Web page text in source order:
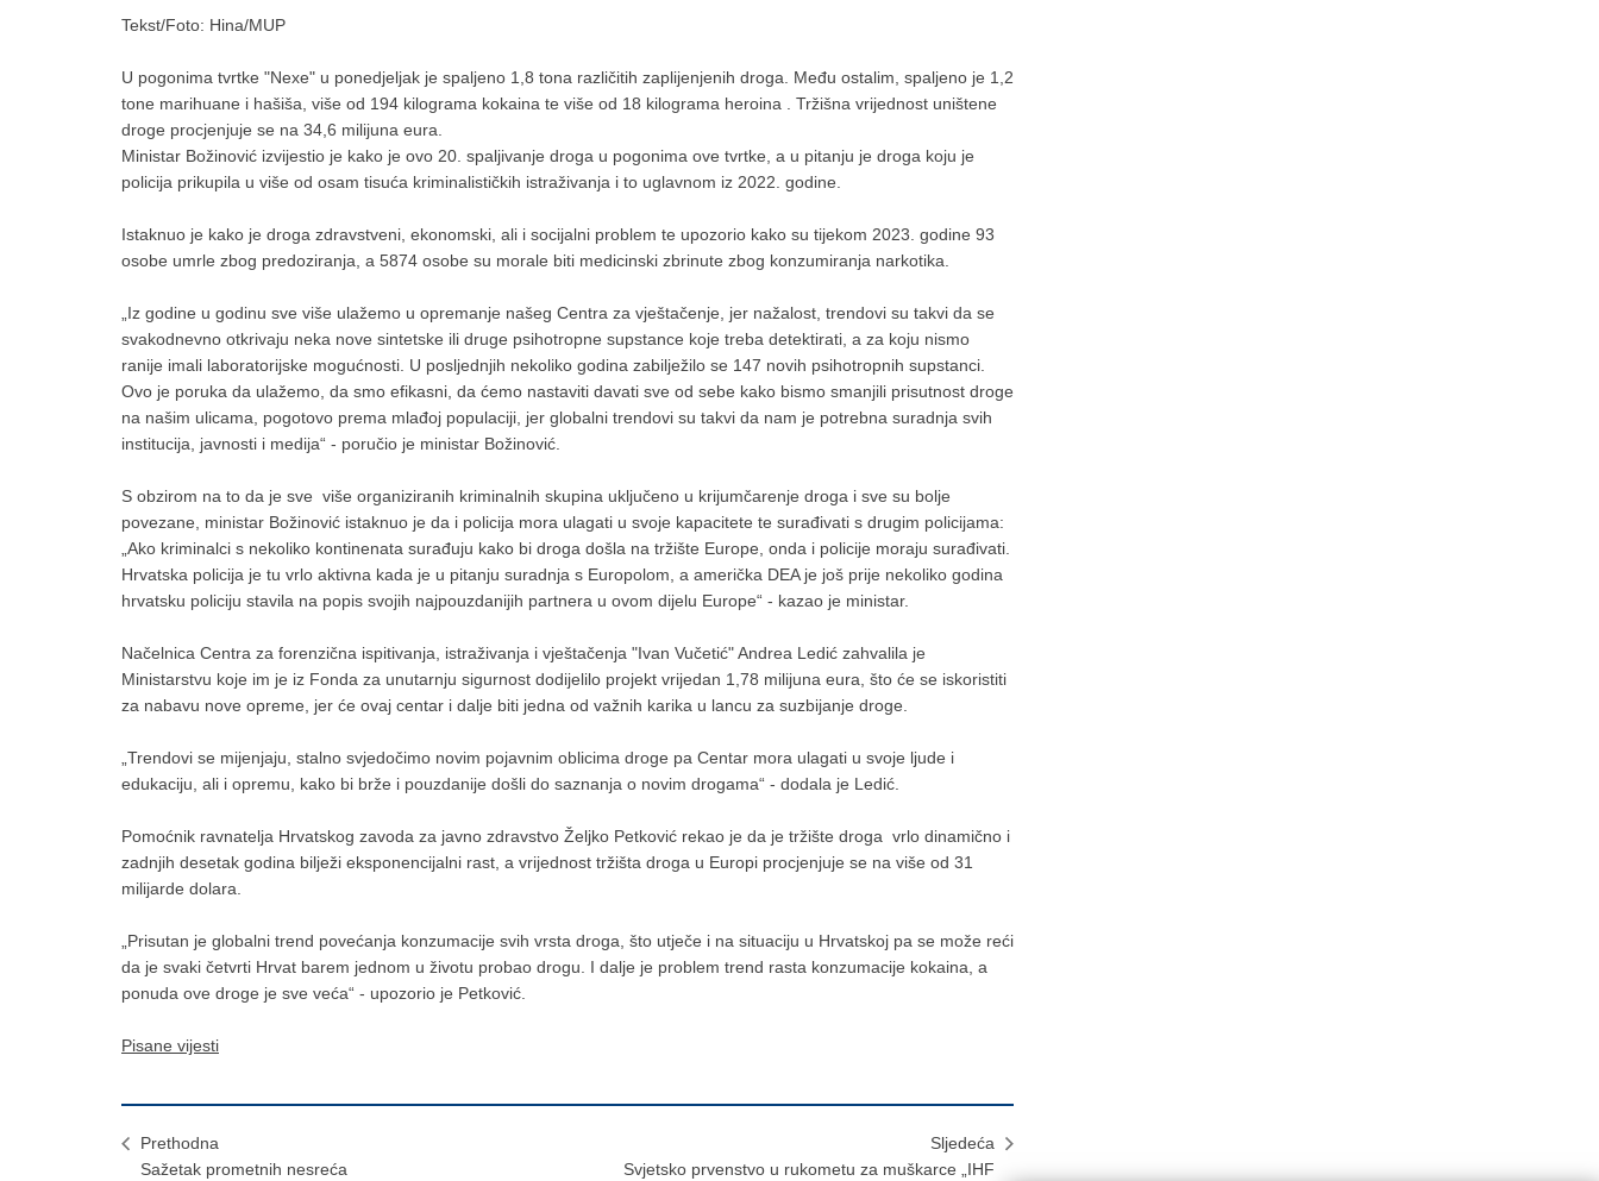
Tekst/Foto: Hina/MUP
U pogonima tvrtke "Nexe" u ponedjeljak je spaljeno 1,8 tona različitih zaplijenjenih droga. Među ostalim, spaljeno je 1,2
tone marihuane i hašiša, više od 194 kilograma kokaina te više od 18 kilograma heroina . Tržišna vrijednost uništene
droge procjenjuje se na 34,6 milijuna eura.
Ministar Božinović izvijestio je kako je ovo 20. spaljivanje droga u pogonima ove tvrtke, a u pitanju je droga koju je
policija prikupila u više od osam tisuća kriminalističkih istraživanja i to uglavnom iz 2022. godine.
Istaknuo je kako je droga zdravstveni, ekonomski, ali i socijalni problem te upozorio kako su tijekom 2023. godine 93
osobe umrle zbog predoziranja, a 5874 osobe su morale biti medicinski zbrinute zbog konzumiranja narkotika.
„Iz godine u godinu sve više ulažemo u opremanje našeg Centra za vještačenje, jer nažalost, trendovi su takvi da se
svakodnevno otkrivaju neka nove sintetske ili druge psihotropne supstance koje treba detektirati, a za koju nismo
ranije imali laboratorijske mogućnosti. U posljednjih nekoliko godina zabilježilo se 147 novih psihotropnih supstanci.
Ovo je poruka da ulažemo, da smo efikasni, da ćemo nastaviti davati sve od sebe kako bismo smanjili prisutnost droge
na našim ulicama, pogotovo prema mlađoj populaciji, jer globalni trendovi su takvi da nam je potrebna suradnja svih
institucija, javnosti i medija“ - poručio je ministar Božinović.
S obzirom na to da je sve više organiziranih kriminalnih skupina uključeno u krijumčarenje droga i sve su bolje
povezane, ministar Božinović istaknuo je da i policija mora ulagati u svoje kapacitete te surađivati s drugim policijama:
„Ako kriminalci s nekoliko kontinenata surađuju kako bi droga došla na tržište Europe, onda i policije moraju surađivati.
Hrvatska policija je tu vrlo aktivna kada je u pitanju suradnja s Europolom, a američka DEA je još prije nekoliko godina
hrvatsku policiju stavila na popis svojih najpouzdanijih partnera u ovom dijelu Europe“ - kazao je ministar.
Načelnica Centra za forenzična ispitivanja, istraživanja i vještačenja "Ivan Vučetić" Andrea Ledić zahvalila je
Ministarstvu koje im je iz Fonda za unutarnju sigurnost dodijelilo projekt vrijedan 1,78 milijuna eura, što će se iskoristiti
za nabavu nove opreme, jer će ovaj centar i dalje biti jedna od važnih karika u lancu za suzbijanje droge.
„Trendovi se mijenjaju, stalno svjedočimo novim pojavnim oblicima droge pa Centar mora ulagati u svoje ljude i
edukaciju, ali i opremu, kako bi brže i pouzdanije došli do saznanja o novim drogama“ - dodala je Ledić.
Pomoćnik ravnatelja Hrvatskog zavoda za javno zdravstvo Željko Petković rekao je da je tržište droga vrlo dinamično i
zadnjih desetak godina bilježi eksponencijalni rast, a vrijednost tržišta droga u Europi procjenjuje se na više od 31
milijarde dolara.
„Prisutan je globalni trend povećanja konzumacije svih vrsta droga, što utječe i na situaciju u Hrvatskoj pa se može reći
da je svaki četvrti Hrvat barem jednom u životu probao drogu. I dalje je problem trend rasta konzumacije kokaina, a
ponuda ove droge je sve veća“ - upozorio je Petković.
Pisane vijesti
Prethodna
Sažetak prometnih nesreća
Sljedeća
Svjetsko prvenstvo u rukometu za muškarce „IHF